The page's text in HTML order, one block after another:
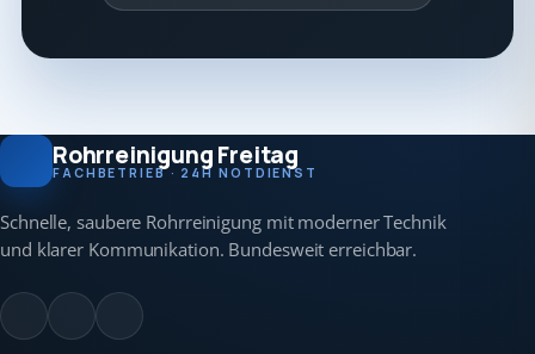
Rohrreinigung Freitag
FACHBETRIEB · 24H NOTDIENST
Schnelle, saubere Rohrreinigung mit moderner Technik
und klarer Kommunikation. Bundesweit erreichbar.